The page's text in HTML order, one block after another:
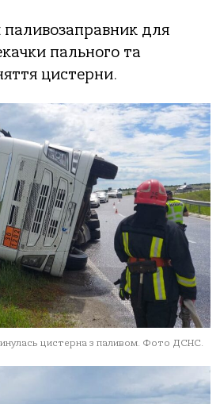
паливозаправник для
пального та
цистерни.
цистерна з паливом. Фото ДСНС.